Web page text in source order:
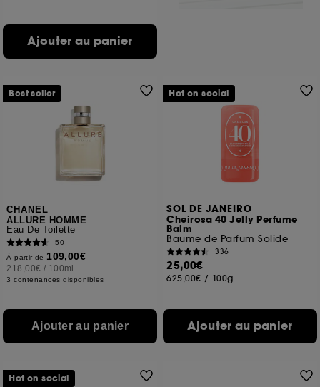
Ajouter au panier
CHANEL
ALLURE HOMME
Eau De Toilette
50
À partir de 109,00€
218,00€ / 100ml
3 contenances disponibles
Ajouter au panier
Best seller
SOL DE JANEIRO
Cheirosa 40 Jelly Perfume
Balm
Baume de Parfum Solide
336
25,00€
625,00€ / 100g
Ajouter au panier
Hot on social
Hot on social